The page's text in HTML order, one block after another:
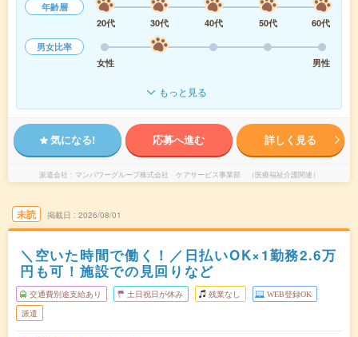
年齢層
20代
30代 40代 50代
60代
男女比率
女性
男性
もっと見る
気になる! 応募へ進む 詳しく見る
派遣会社 マンパワーグループ株式会社 ケアサービス事業部 （医療福祉介護関連）
未読 掲載日 2026/08/01
＼空いた時間で働く！／日払いOK×1勤務2.6万
円も可！施設での見回りなど
交通費別途支給あり 土日祝日が休み 残業なし WEB登録OK
派遣